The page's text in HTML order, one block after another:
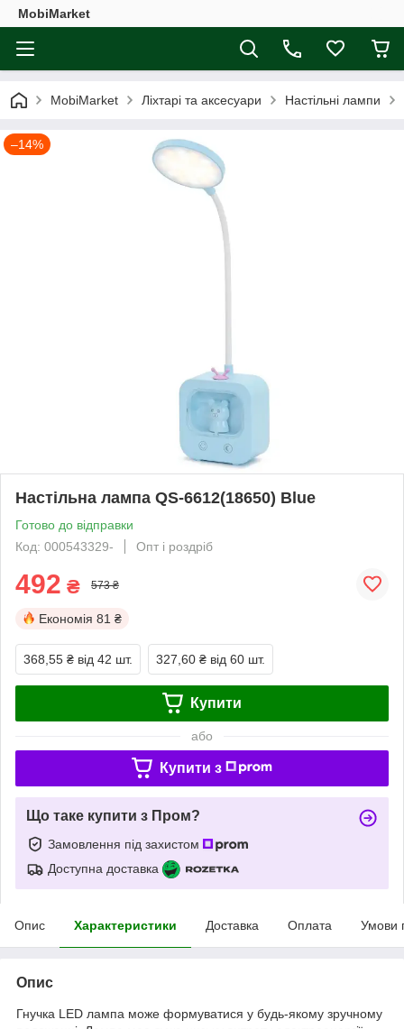
MobiMarket
MobiMarket Ліхтарі та аксесуари Настільні лампи
–14%
Настільна лампа QS-6612(18650) Blue
Готово до відправки
Код: 000543329-
Опт і роздріб
492 ₴ 573 ₴
Економія 81 ₴
368,55 ₴ від 42 шт. 327,60 ₴ від 60 шт.
Купити
або
Купити з
Що таке купити з Пром?
Замовлення під захистом
Доступна доставка
Опис Характеристики Доставка Оплата Умови
Опис
Гнучка LED лампа може формуватися у будь-якому зручному